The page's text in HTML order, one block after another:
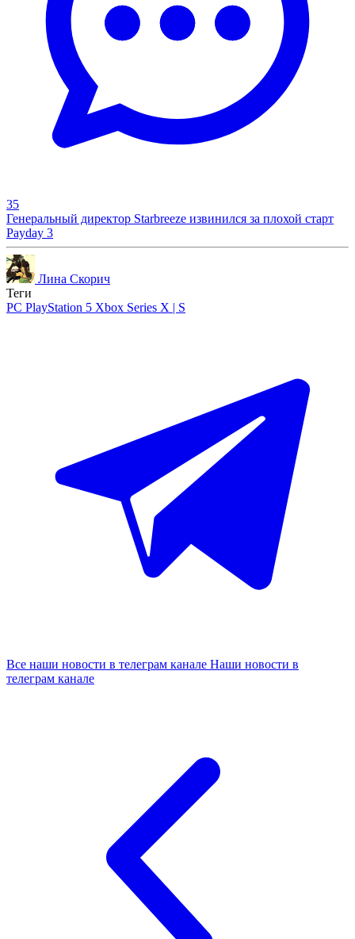
35
Генеральный директор Starbreeze извинился за плохой старт
Payday 3
Лина Скорич
Теги
PC PlayStation 5 Xbox Series X | S
Все наши новости в телеграм канале Наши новости в
телеграм канале